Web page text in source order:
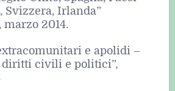
Svizzera, Irlanda”
2014.
e apolidi –
diritti civili e politici”,